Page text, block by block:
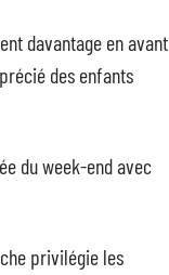
davantage en avant
des enfants
du week-end avec
privilégie les